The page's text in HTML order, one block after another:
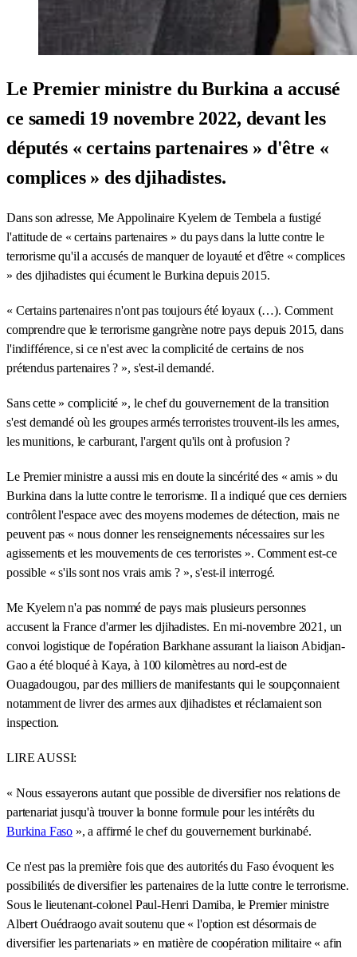
Le Premier ministre du Burkina a accusé
ce samedi 19 novembre 2022, devant les
députés « certains partenaires » d'être «
complices » des djihadistes.
Dans son adresse, Me Appolinaire Kyelem de Tembela a fustigé
l'attitude de « certains partenaires » du pays dans la lutte contre le
terrorisme qu'il a accusés de manquer de loyauté et d'être « complices
» des djihadistes qui écument le Burkina depuis 2015.
« Certains partenaires n'ont pas toujours été loyaux (…). Comment
comprendre que le terrorisme gangrène notre pays depuis 2015, dans
l'indifférence, si ce n'est avec la complicité de certains de nos
prétendus partenaires ? », s'est-il demandé.
Sans cette » complicité », le chef du gouvernement de la transition
s'est demandé où les groupes armés terroristes trouvent-ils les armes,
les munitions, le carburant, l'argent qu'ils ont à profusion ?
Le Premier ministre a aussi mis en doute la sincérité des « amis » du
Burkina dans la lutte contre le terrorisme. Il a indiqué que ces derniers
contrôlent l'espace avec des moyens modernes de détection, mais ne
peuvent pas « nous donner les renseignements nécessaires sur les
agissements et les mouvements de ces terroristes ». Comment est-ce
possible « s'ils sont nos vrais amis ? », s'est-il interrogé.
Me Kyelem n'a pas nommé de pays mais plusieurs personnes
accusent la France d'armer les djihadistes. En mi-novembre 2021, un
convoi logistique de l'opération Barkhane assurant la liaison Abidjan-
Gao a été bloqué à Kaya, à 100 kilomètres au nord-est de
Ouagadougou, par des milliers de manifestants qui le soupçonnaient
notamment de livrer des armes aux djihadistes et réclamaient son
inspection.
LIRE AUSSI:
« Nous essayerons autant que possible de diversifier nos relations de
partenariat jusqu'à trouver la bonne formule pour les intérêts du
Burkina Faso », a affirmé le chef du gouvernement burkinabé.
Ce n'est pas la première fois que des autorités du Faso évoquent les
possibilités de diversifier les partenaires de la lutte contre le terrorisme.
Sous le lieutenant-colonel Paul-Henri Damiba, le Premier ministre
Albert Ouédraogo avait soutenu que « l'option est désormais de
diversifier les partenariats » en matière de coopération militaire « afin